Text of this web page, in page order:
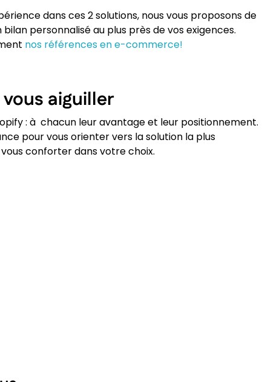
dans ces 2 solutions, nous vous proposons de
personnalisé au plus près de vos exigences.
nos références en e-commerce!
aiguiller
: à chacun leur avantage et leur positionnement.
pour vous orienter vers la solution la plus
conforter dans votre choix.